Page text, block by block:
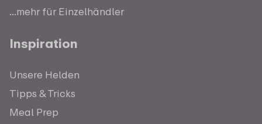
...mehr für Einzelhändler
Inspiration
Unsere Helden
Tipps & Tricks
Meal Prep